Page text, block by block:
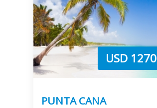
USD 1270
PUNTA CANA